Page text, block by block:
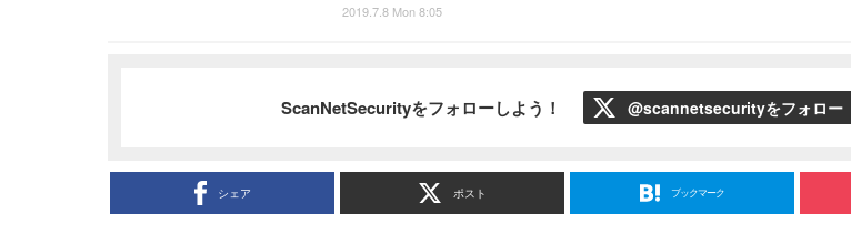
2019.7.8 Mon 8:05
ScanNetSecurityをフォローしよう！ @scannetsecurityをフォロー
シェア ポスト ブックマーク